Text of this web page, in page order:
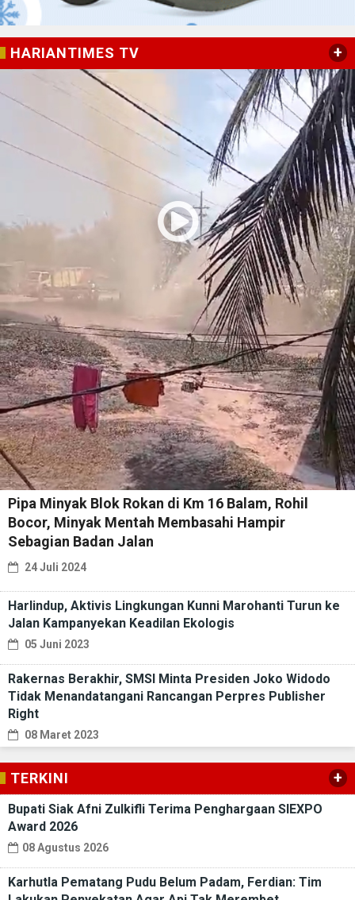
HARIANTIMES TV +
Pipa Minyak Blok Rokan di Km 16 Balam, Rohil
Bocor, Minyak Mentah Membasahi Hampir
Sebagian Badan Jalan
24 Juli 2024
Harlindup, Aktivis Lingkungan Kunni Marohanti Turun ke
Jalan Kampanyekan Keadilan Ekologis
05 Juni 2023
Rakernas Berakhir, SMSI Minta Presiden Joko Widodo
Tidak Menandatangani Rancangan Perpres Publisher
Right
08 Maret 2023
TERKINI +
Bupati Siak Afni Zulkifli Terima Penghargaan SIEXPO
Award 2026
08 Agustus 2026
Karhutla Pematang Pudu Belum Padam, Ferdian: Tim